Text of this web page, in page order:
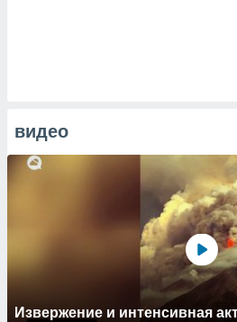
видео
Извержение и интенсивная